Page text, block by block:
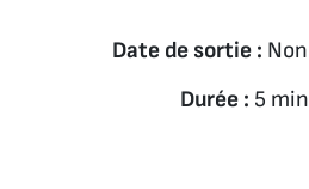
Date de sortie :
Durée : 5